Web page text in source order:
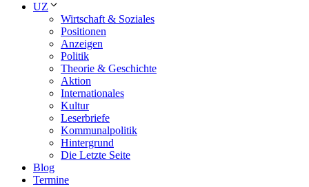
UZ
Wirtschaft & Soziales
Positionen
Anzeigen
Politik
Theorie & Geschichte
Aktion
Internationales
Kultur
Leserbriefe
Kommunalpolitik
Hintergrund
Die Letzte Seite
Blog
Termine